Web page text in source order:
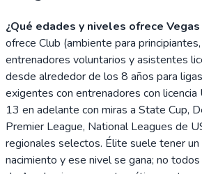
¿Qué edades y niveles ofrece
ofrece Club (ambiente para
entrenadores voluntarios y asistentes
desde alrededor de los 8 años para
exigentes con entrenadores con
13 en adelante con miras a State Cup,
Premier League, National Leagues de
regionales selectos. Élite suele tener
nacimiento y ese nivel se gana; no